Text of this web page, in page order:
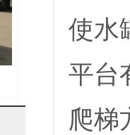
使水
平台
爬梯